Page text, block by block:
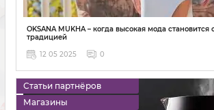
OKSANA MUKHA – когда высокая мода становится
традицией
12 05 2025
0
Статьи партнёров
Магазины